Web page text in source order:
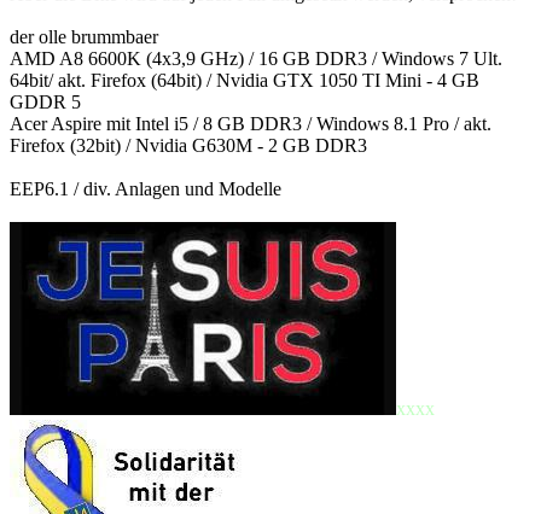
der olle brummbaer
AMD A8 6600K (4x3,9 GHz) / 16 GB DDR3 / Windows 7 Ult.
64bit/ akt. Firefox (64bit) / Nvidia GTX 1050 TI Mini - 4 GB
GDDR 5
Acer Aspire mit Intel i5 / 8 GB DDR3 / Windows 8.1 Pro / akt.
Firefox (32bit) / Nvidia G630M - 2 GB DDR3
EEP6.1 / div. Anlagen und Modelle
xxxx